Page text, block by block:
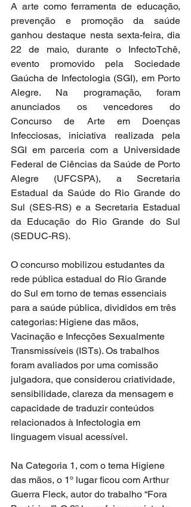
A arte como ferramenta de educação,
prevenção e promoção da saúde
ganhou destaque nesta sexta-feira, dia
22 de maio, durante o InfectoTchê,
evento promovido pela Sociedade
Gaúcha de Infectologia (SGI), em Porto
Alegre. Na programação, foram
anunciados os vencedores do
Concurso de Arte em Doenças
Infecciosas, iniciativa realizada pela
SGI em parceria com a Universidade
Federal de Ciências da Saúde de Porto
Alegre (UFCSPA), a Secretaria
Estadual da Saúde do Rio Grande do
Sul (SES-RS) e a Secretaria Estadual
da Educação do Rio Grande do Sul
(SEDUC-RS).
O concurso mobilizou estudantes da
rede pública estadual do Rio Grande
do Sul em torno de temas essenciais
para a saúde pública, divididos em três
categorias: Higiene das mãos,
Vacinação e Infecções Sexualmente
Transmissíveis (ISTs). Os trabalhos
foram avaliados por uma comissão
julgadora, que considerou criatividade,
sensibilidade, clareza da mensagem e
capacidade de traduzir conteúdos
relacionados à Infectologia em
linguagem visual acessível.
Na Categoria 1, com o tema Higiene
das mãos, o 1º lugar ficou com Arthur
Guerra Fleck, autor do trabalho “Fora